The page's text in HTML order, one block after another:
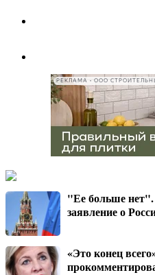
"Ее больше
заявление о
«Это конец